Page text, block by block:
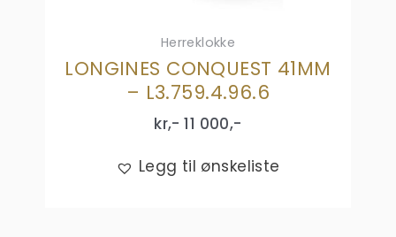
Herreklokke
LONGINES CONQUEST 41MM
– L3.759.4.96.6
kr,- 11 000,-
Legg til ønskeliste